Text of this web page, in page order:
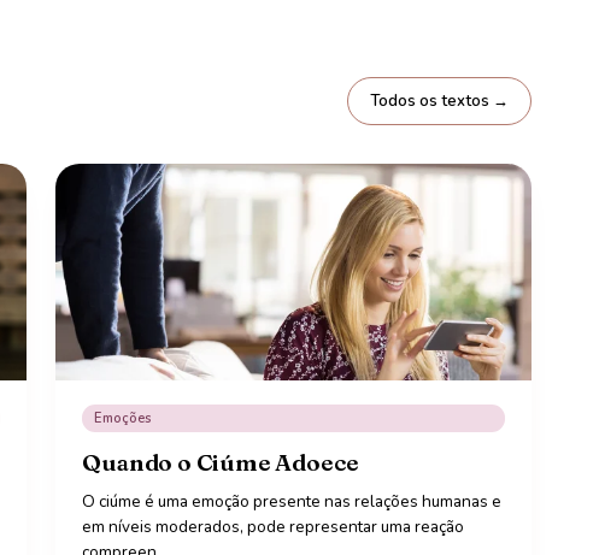
Todos os textos →
Emoções
Quando o Ciúme Adoece
O ciúme é uma emoção presente nas relações humanas e
em níveis moderados, pode representar uma reação